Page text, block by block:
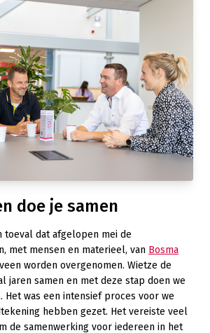
doe je samen
toeval dat afgelopen mei de
met mensen en materieel, van Bosma
worden overgenomen. Wietze de
jaren samen en met deze stap doen we
Het was een intensief proces voor we
hebben gezet. Het vereiste veel
de samenwerking voor iedereen in het